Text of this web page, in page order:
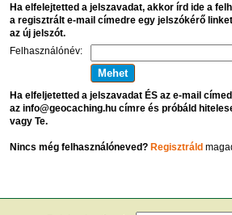
Ha elfelejtetted a jelszavadat, akkor írd ide a
a regisztrált e-mail címedre egy jelszókérő
az új jelszót.
Felhasználónév:
Ha elfeljetetted a jelszavadat ÉS az e-mail
az info@geocaching.hu címre és próbáld
vagy Te.
Nincs még felhasználóneved? Regisztráld